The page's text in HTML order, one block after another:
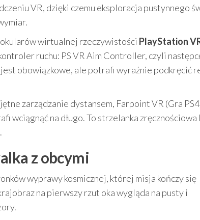
VR, dzięki czemu eksploracja pustynnego
wirtualnej rzeczywistości PlayStation
ruchu: PS VR Aim Controller, czyli
obowiązkowe, ale potrafi wyraźnie podkręcić
zarządzanie dystansem, Farpoint VR (Gra
wciągnąć na długo. To strzelanka zręcznościowa
z obcymi
wyprawy kosmicznej, której misja kończy się
na pierwszy rzut oka wygląda na pusty i